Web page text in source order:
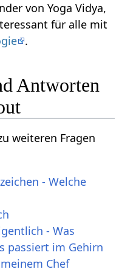
von Yoga Vidya,
für alle mit
.
Antworten
weiteren Fragen
- Welche
- Was
passiert im Gehirn
Chef